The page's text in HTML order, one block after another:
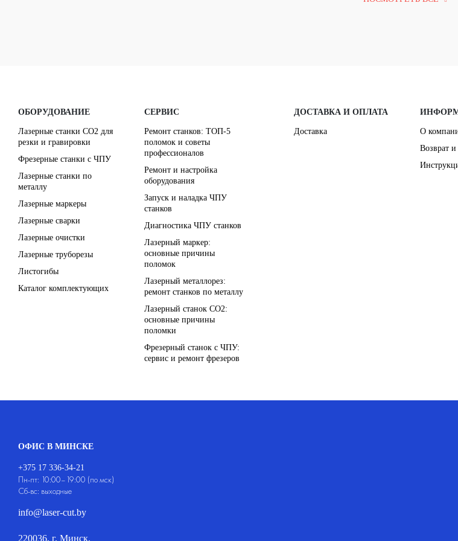
ОБОРУДОВАНИЕ
Лазерные станки CO2 для
резки и гравировки
Фрезерные станки с ЧПУ
Лазерные станки по
металлу
Лазерные маркеры
Лазерные сварки
Лазерные очистки
Лазерные труборезы
Листогибы
Каталог комплектующих
СЕРВИС
Ремонт станков: ТОП-5
поломок и советы
профессионалов
Ремонт и настройка
оборудования
Запуск и наладка ЧПУ
станков
Диагностика ЧПУ станков
Лазерный маркер:
основные причины
поломок
Лазерный металлорез:
ремонт станков по металлу
Лазерный станок СО2:
основные причины
поломки
Фрезерный станок с ЧПУ:
сервис и ремонт фрезеров
ДОСТАВКА И ОПЛАТА
Доставка
О
Возврат и
ОФИС В МИНСКЕ
+375 17 336-34-21
Пн-пт: 10:00–19:00 (по мск)
Сб-вс: выходные
info@laser-cut.by
220036, г. Минск,